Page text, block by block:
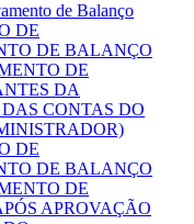
de Balanço
DE
DE BALANÇO
DE
DA
CONTAS DO
DE
DE BALANÇO
DE
APROVAÇÃO